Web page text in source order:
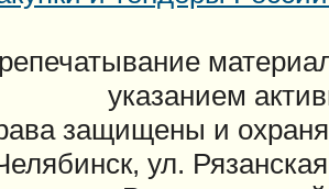
указанием
защищены и
ул.